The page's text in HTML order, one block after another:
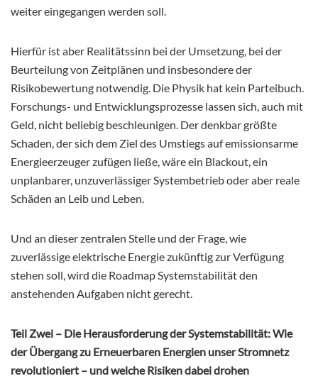
weiter eingegangen werden soll.
Hierfür ist aber Realitätssinn bei der Umsetzung, bei der
Beurteilung von Zeitplänen und insbesondere der
Risikobewertung notwendig. Die Physik hat kein Parteibuch.
Forschungs- und Entwicklungsprozesse lassen sich, auch mit
Geld, nicht beliebig beschleunigen. Der denkbar größte
Schaden, der sich dem Ziel des Umstiegs auf emissionsarme
Energieerzeuger zufügen ließe, wäre ein Blackout, ein
unplanbarer, unzuverlässiger Systembetrieb oder aber reale
Schäden an Leib und Leben.
Und an dieser zentralen Stelle und der Frage, wie
zuverlässige elektrische Energie zukünftig zur Verfügung
stehen soll, wird die Roadmap Systemstabilität den
anstehenden Aufgaben nicht gerecht.
Teil Zwei – Die Herausforderung der Systemstabilität: Wie
der Übergang zu Erneuerbaren Energien unser Stromnetz
revolutioniert – und welche Risiken dabei drohen